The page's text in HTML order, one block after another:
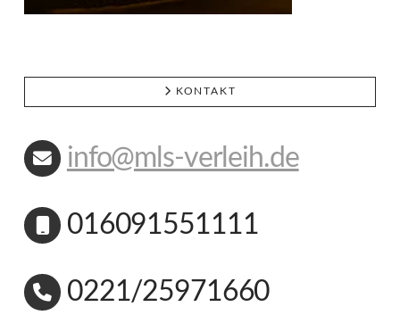
KONTAKT
info@mls-verleih.de
016091551111
0221/25971660